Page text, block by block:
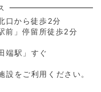
口から徒歩2分
」停留所徒歩2分
端駅」すぐ
をご利用ください。